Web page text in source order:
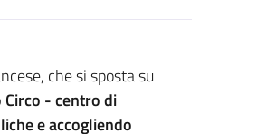
che si sposta su
Circo - centro di
e accogliendo